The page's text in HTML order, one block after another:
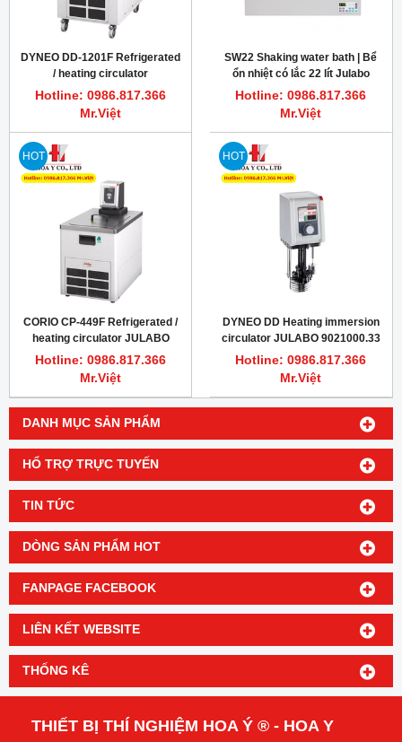
DANH MỤC SẢN PHẨM
HỔ TRỢ TRỰC TUYẾN
TIN TỨC
DÒNG SẢN PHẨM HOT
FANPAGE FACEBOOK
LIÊN KẾT WEBSITE
THỐNG KÊ
DYNEO DD-1201F Refrigerated
/ heating circulator
Hotline: 0986.817.366
Mr.Việt
SW22 Shaking water bath | Bể
ổn nhiệt có lắc 22 lít Julabo
Hotline: 0986.817.366
Mr.Việt
HOT
CORIO CP-449F Refrigerated /
heating circulator JULABO
9013716.N1.33
Hotline: 0986.817.366
Mr.Việt
HOT
DYNEO DD Heating immersion
circulator JULABO 9021000.33
Hotline: 0986.817.366
Mr.Việt
THIẾT BỊ THÍ NGHIỆM HOA Ý ® - HOA Y